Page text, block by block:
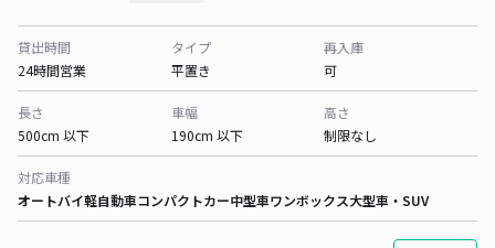
貸出時間
24時間営業
タイプ
平置き
再入庫
可
長さ
500cm 以下
車幅
190cm 以下
高さ
制限なし
対応車種
オートバイ軽自動車コンパクトカー中型車ワンボックス大型車・SUV